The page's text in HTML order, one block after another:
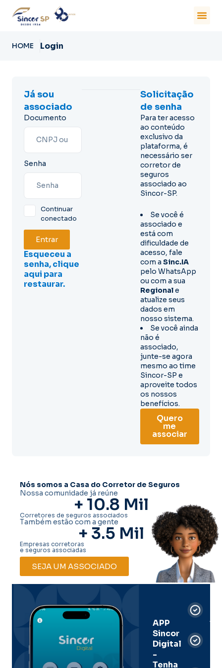
HOME Login
Já sou
associado
Documento
Senha
Continuar
conectado
Entrar
Esqueceu a
senha, clique
aqui para
restaurar.
Solicitação
de senha
Para ter acesso
ao conteúdo
exclusivo da
plataforma, é
necessário ser
corretor de
seguros
associado ao
Sincor-SP.
Se você é
associado e
está com
dificuldade de
acesso, fale
com a Sinc.IA
pelo WhatsApp
ou com a sua
Regionale
atualize seus
dados em
nosso sistema.
Se você ainda
não é
associado,
junte-se agora
mesmo ao time
Sincor-SP e
aproveite todos
os nossos
benefícios.
Quero
me
associar
Nós somos a Casa do Corretor de Seguros
Nossa comunidade já reúne
+ 10.8 Mil
Corretores de seguros associados
Também estão com a gente
+ 3.5 Mil
Empresas corretoras
e seguros associadas
SEJA UM ASSOCIADO
APP
Sincor
Digital
-
Tenha